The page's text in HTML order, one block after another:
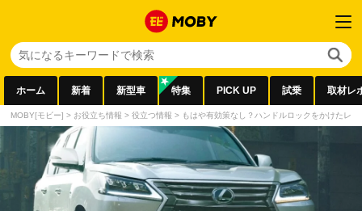
ホーム 新着 新型車 特集 PICK UP 試乗 取材レ
MOBY[モビー] > お役立ち情報 > 役立つ情報 > もはや有効策なし？ハンドルロックをかけたレ